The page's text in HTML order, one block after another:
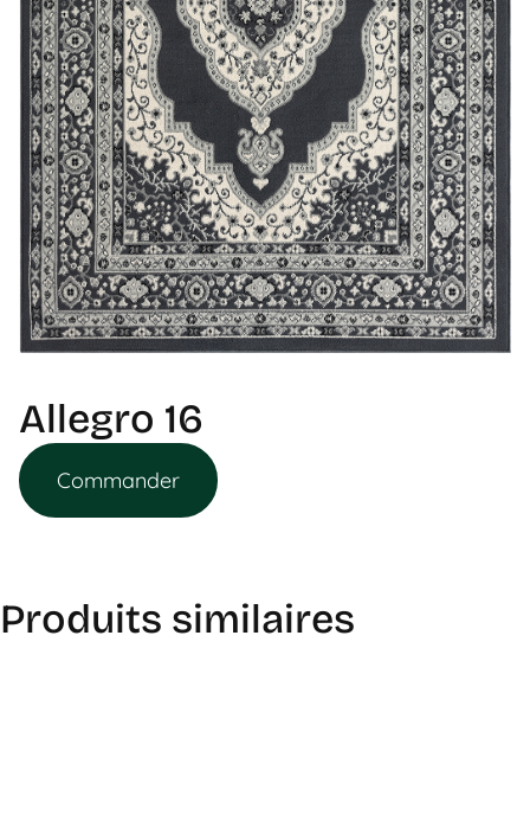
Allegro 16
Commander
Produits similaires